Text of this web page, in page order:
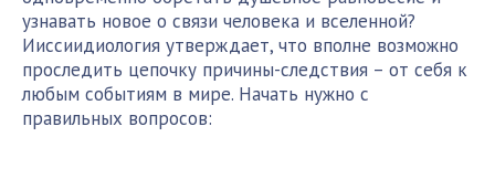
узнавать новое о связи человека и вселенной?
Ииссиидиология утверждает, что вполне возможно
проследить цепочку причины-следствия – от себя к
любым событиям в мире. Начать нужно с
правильных вопросов: